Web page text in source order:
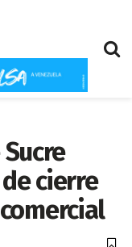
cierre